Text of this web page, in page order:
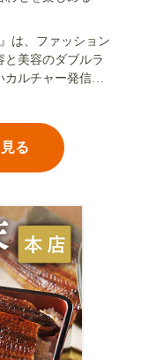
は、ファッション
と美容のダブルラ
カルチャー発信基
る